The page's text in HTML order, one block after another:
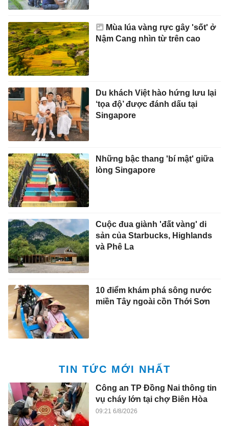
Mùa lúa vàng rực gây 'sốt' ở
Nậm Cang nhìn từ trên cao
Du khách Việt hào hứng lưu lại
‘tọa độ’ được đánh dấu tại
Singapore
Những bậc thang 'bí mật' giữa
lòng Singapore
Cuộc đua giành 'đất vàng' di
sản của Starbucks, Highlands
và Phê La
10 điểm khám phá sông nước
miền Tây ngoài cồn Thới Sơn
TIN TỨC MỚI NHẤT
Công an TP Đồng Nai thông tin
vụ cháy lớn tại chợ Biên Hòa
09:21 6/8/2026